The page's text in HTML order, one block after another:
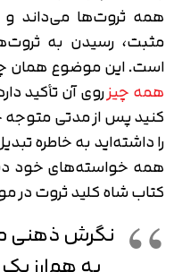
همه ثروت‌ها می‌داند
مثبت، رسیدن به
است. این موضوع همان
همه چیزروی آن تأکید
کنید پس از مدتی
را داشته‌اید به خاطره
همه خواسته‌های خود
کتاب شاه کلید ثروت
نگرش ذهنی